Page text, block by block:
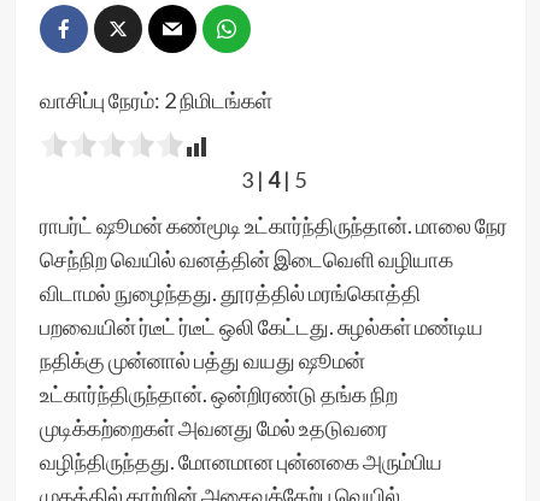
வாசிப்பு நேரம்: 2நிமிடங்கள்
3| 4| 5
ராபர்ட் ஷூமன் கண்மூடி உட்கார்ந்திருந்தான். மாலை நேர
செந்நிற வெயில் வனத்தின் இடைவெளி வழியாக
விடாமல் நுழைந்தது. தூரத்தில் மரங்கொத்தி
பறவையின் ர்டீட் ர்டீட் ஒலி கேட்டது. சுழல்கள் மண்டிய
நதிக்கு முன்னால் பத்து வயது ஷூமன்
உட்கார்ந்திருந்தான். ஒன்றிரண்டு தங்க நிற
முடிக்கற்றைகள் அவனது மேல் உதடுவரை
வழிந்திருந்தது. மோனமான புன்னகை அரும்பிய
முகத்தில் காற்றின் அசைவுக்கேற்ப வெயில்